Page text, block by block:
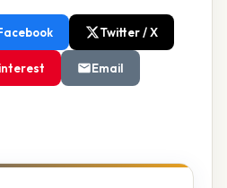
Twitter / X
Email